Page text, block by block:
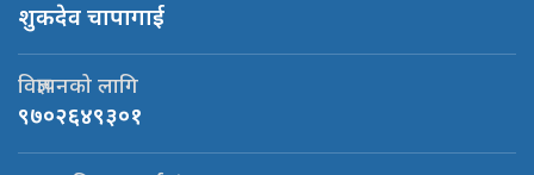
शुकदेव चापागाई
विज्ञापनको लागि
९७०२६४९३०१